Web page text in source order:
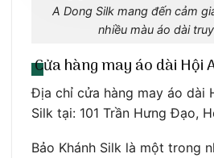
A Dong Silk mang đến cảm
nhiều màu áo dài
Cửa hàng may áo dài Hội
Địa chỉ cửa hàng may áo dài
Silk tại: 101 Trần Hưng Đạo,
Bảo Khánh Silk là một trong